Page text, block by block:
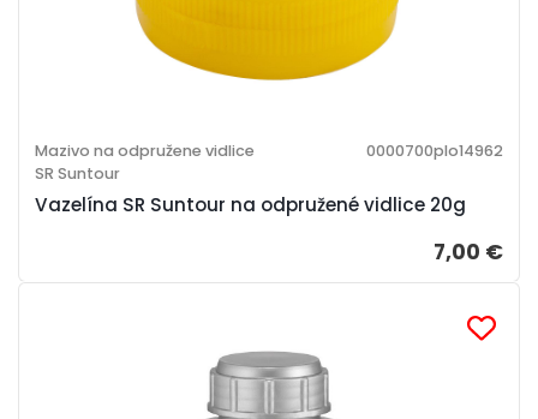
Vazelína SR Suntour na odpružené vidlice 20g
Mazivo na odpružene vidlice
SR Suntour
0000700plo14962
7,00 €